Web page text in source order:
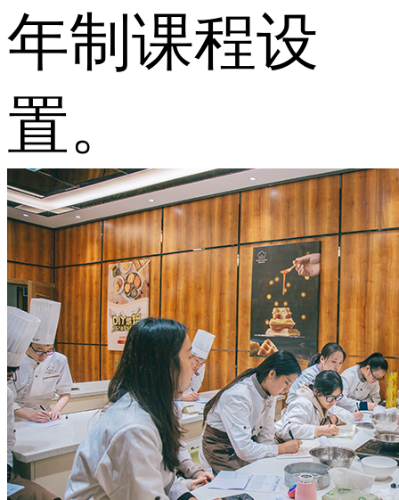
年制课程设
置。